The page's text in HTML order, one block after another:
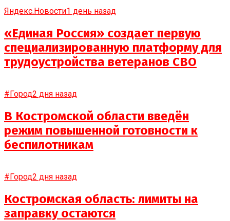
Яндекс.Новости1 день назад
«Единая Россия» создает первую
специализированную платформу для
трудоустройства ветеранов СВО
#Город2 дня назад
В Костромской области введён
режим повышенной готовности к
беспилотникам
#Город2 дня назад
Костромская область: лимиты на
заправку остаются